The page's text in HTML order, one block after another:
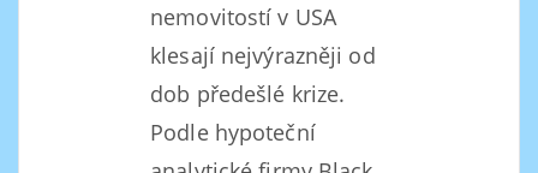
nemovitostí v USA
klesají nejvýrazněji od
dob předešlé krize.
Podle hypoteční